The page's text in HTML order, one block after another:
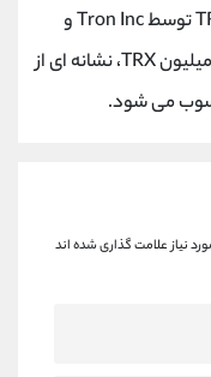
همچنین خرید بیش از 152 هزار واحد TRX توسط Tron Inc و
افزایش ذخایر این شرکت به بیش از 701 میلیون TRX، نشانه ای از
می شود.
نیاز علامت گذاری شده اند